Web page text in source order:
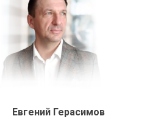
Евгений Герасимов